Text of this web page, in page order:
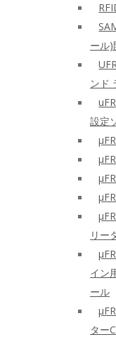
ール
ンド
設定
リー
イン
ール
ター